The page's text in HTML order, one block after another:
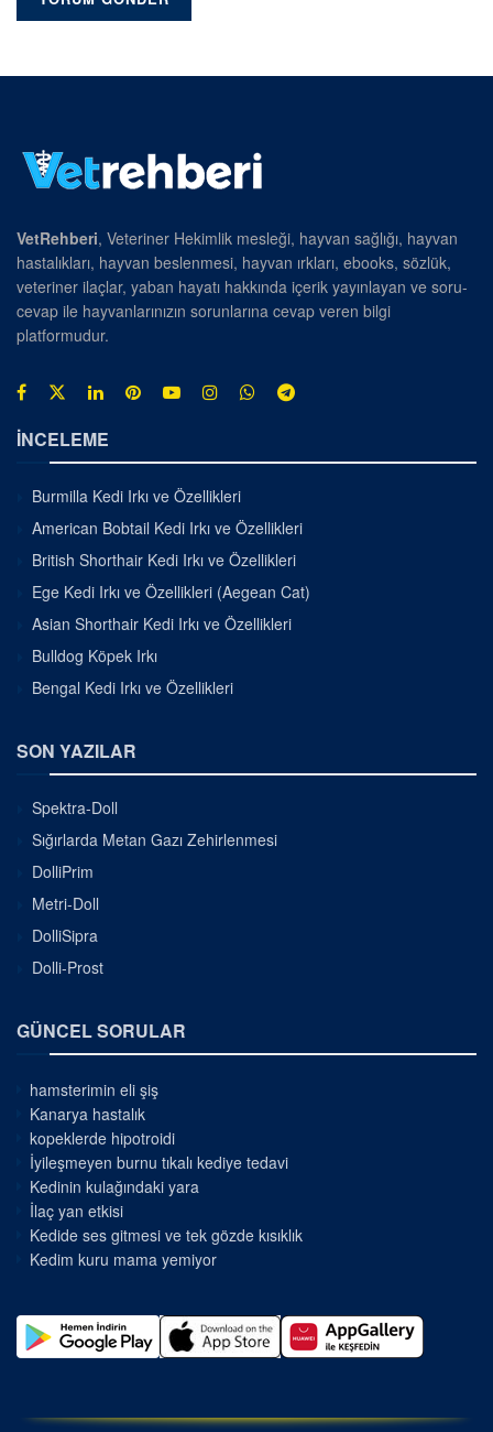
VetRehberi, Veteriner Hekimlik mesleği, hayvan sağlığı, hayvan
hastalıkları, hayvan beslenmesi, hayvan ırkları, ebooks, sözlük,
veteriner ilaçlar, yaban hayatı hakkında içerik yayınlayan ve soru-
cevap ile hayvanlarınızın sorunlarına cevap veren bilgi
platformudur.
İNCELEME
Burmilla Kedi Irkı ve Özellikleri
American Bobtail Kedi Irkı ve Özellikleri
British Shorthair Kedi Irkı ve Özellikleri
Ege Kedi Irkı ve Özellikleri (Aegean Cat)
Asian Shorthair Kedi Irkı ve Özellikleri
Bulldog Köpek Irkı
Bengal Kedi Irkı ve Özellikleri
SON YAZILAR
Spektra-Doll
Sığırlarda Metan Gazı Zehirlenmesi
DolliPrim
Metri-Doll
DolliSipra
Dolli-Prost
GÜNCEL SORULAR
hamsterimin eli şiş
Kanarya hastalık
kopeklerde hipotroidi
İyileşmeyen burnu tıkalı kediye tedavi
Kedinin kulağındaki yara
İlaç yan etkisi
Kedide ses gitmesi ve tek gözde kısıklık
Kedim kuru mama yemiyor